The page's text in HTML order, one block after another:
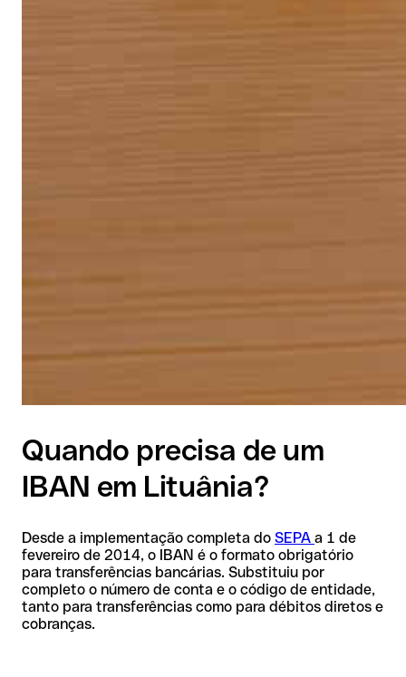
Quando precisa de um
IBAN em Lituânia?
Desde a implementação completa do SEPA a 1 de
fevereiro de 2014, o IBAN é o formato obrigatório
para transferências bancárias. Substituiu por
completo o número de conta e o código de entidade,
tanto para transferências como para débitos diretos e
cobranças.